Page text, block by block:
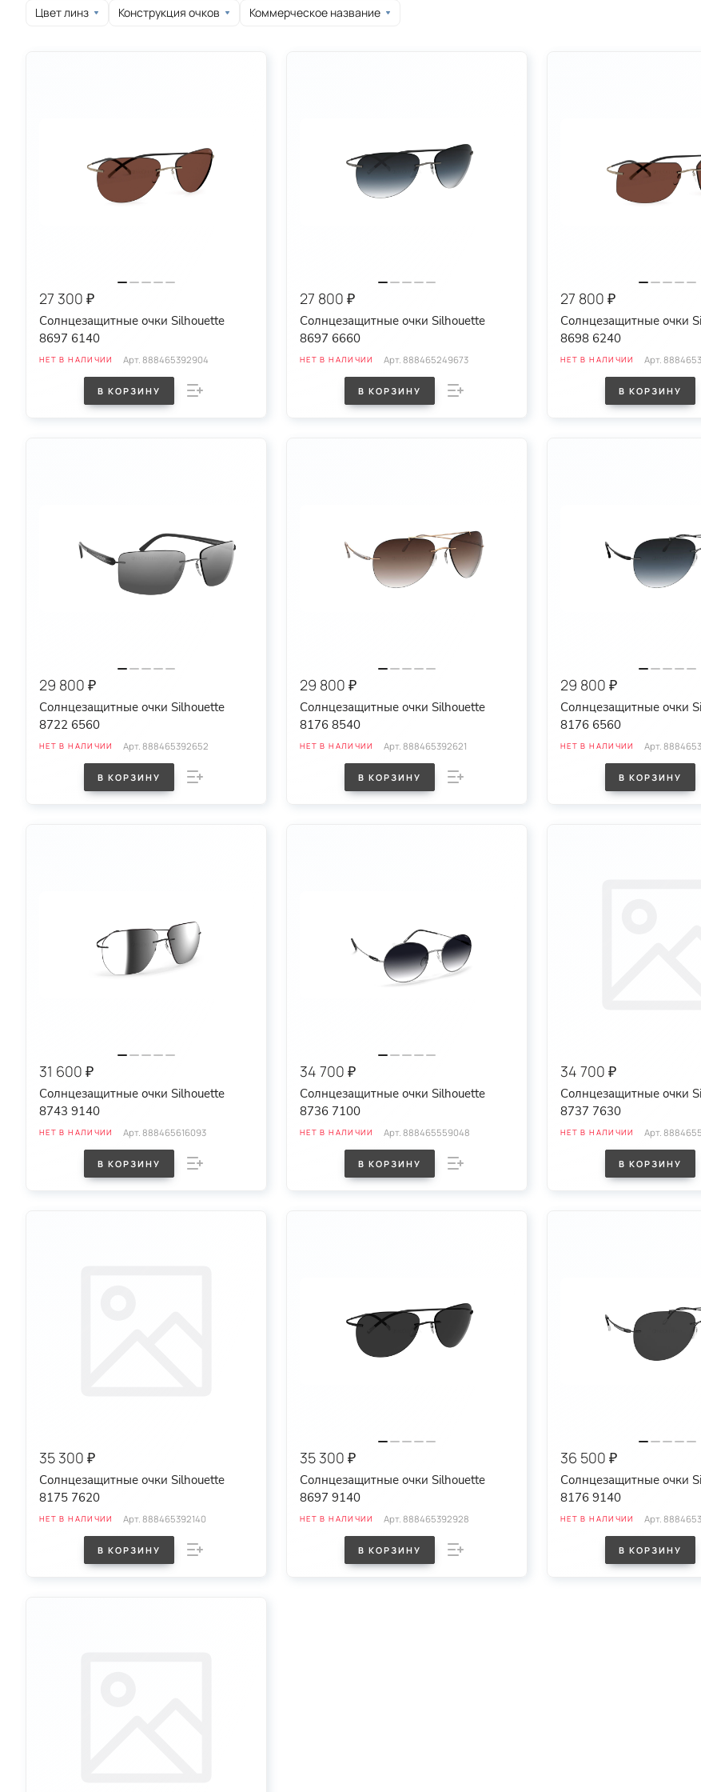
круглые
Цвет линз Конструкция очков Коммерческое название
27 300 ₽
Солнцезащитные очки Silhouette
8697 6140
НЕТ В НАЛИЧИИ Арт. 888465392904
В КОРЗИНУ
27 800 ₽
Солнцезащитные очки Silhouette
8697 6660
НЕТ В НАЛИЧИИ Арт. 888465249673
В КОРЗИНУ
27 800 ₽
Солнцезащитные очки
8698 6240
НЕТ В НАЛИЧИИ Арт.
В КОРЗИНУ
29 800 ₽
Солнцезащитные очки Silhouette
8722 6560
НЕТ В НАЛИЧИИ Арт. 888465392652
В КОРЗИНУ
29 800 ₽
Солнцезащитные очки Silhouette
8176 8540
НЕТ В НАЛИЧИИ Арт. 888465392621
В КОРЗИНУ
29 800 ₽
Солнцезащитные очки
8176 6560
НЕТ В НАЛИЧИИ Арт.
В КОРЗИНУ
31 600 ₽
Солнцезащитные очки Silhouette
8743 9140
НЕТ В НАЛИЧИИ Арт. 888465616093
В КОРЗИНУ
34 700 ₽
Солнцезащитные очки Silhouette
8736 7100
НЕТ В НАЛИЧИИ Арт. 888465559048
В КОРЗИНУ
34 700 ₽
Солнцезащитные очки
8737 7630
НЕТ В НАЛИЧИИ Арт.
В КОРЗИНУ
35 300 ₽
Солнцезащитные очки Silhouette
8175 7620
НЕТ В НАЛИЧИИ Арт. 888465392140
В КОРЗИНУ
35 300 ₽
Солнцезащитные очки Silhouette
8697 9140
НЕТ В НАЛИЧИИ Арт. 888465392928
В КОРЗИНУ
36 500 ₽
Солнцезащитные очки
8176 9140
НЕТ В НАЛИЧИИ Арт.
В КОРЗИНУ